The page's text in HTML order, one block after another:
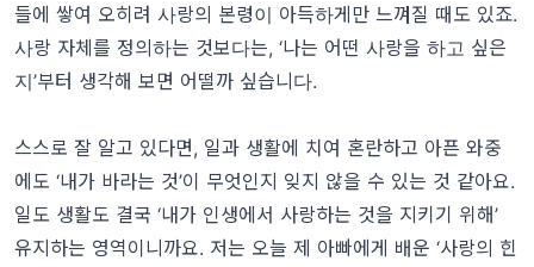
들에 쌓여 오히려 사랑의 본령이 아득하게만 느껴질 때도 있죠.
사랑 자체를 정의하는 것보다는, ‘나는 어떤 사랑을 하고 싶은
지’부터 생각해 보면 어떨까 싶습니다.
스스로 잘 알고 있다면, 일과 생활에 치여 혼란하고 아픈 와중
에도 ‘내가 바라는 것’이 무엇인지 잊지 않을 수 있는 것 같아요.
일도 생활도 결국 ‘내가 인생에서 사랑하는 것을 지키기 위해’
유지하는 영역이니까요. 저는 오늘 제 아빠에게 배운 ‘사랑의 힌